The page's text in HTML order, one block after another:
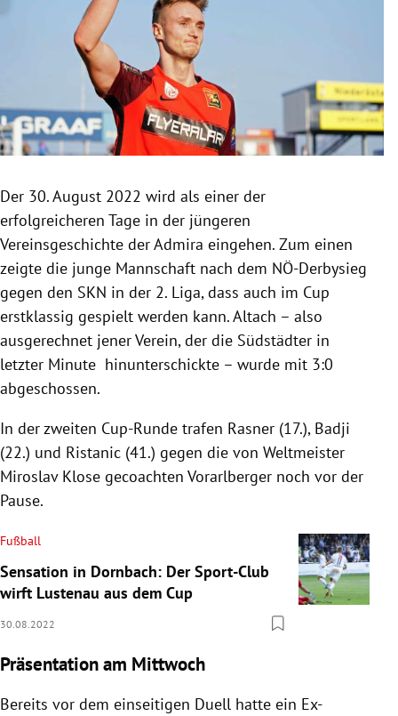
Untermenü
Untermenü
Untermenü
Untermenü
Untermenü
Der 30. August 2022 wird als einer der
erfolgreicheren Tage in der jüngeren
Vereinsgeschichte der Admira eingehen. Zum einen
zeigte die junge Mannschaft nach dem NÖ-Derbysieg
gegen den SKN in der 2. Liga, dass auch im Cup
erstklassig gespielt werden kann. Altach – also
ausgerechnet jener Verein, der die Südstädter in
letzter Minute hinunterschickte – wurde mit 3:0
abgeschossen.
In der zweiten Cup-Runde trafen Rasner (17.), Badji
(22.) und Ristanic (41.) gegen die von Weltmeister
Miroslav Klose gecoachten Vorarlberger noch vor der
Pause.
Fußball
Sensation in Dornbach: Der Sport-Club
wirft Lustenau aus dem Cup
30.08.2022
Präsentation am Mittwoch
Bereits vor dem einseitigen Duell hatte ein Ex-